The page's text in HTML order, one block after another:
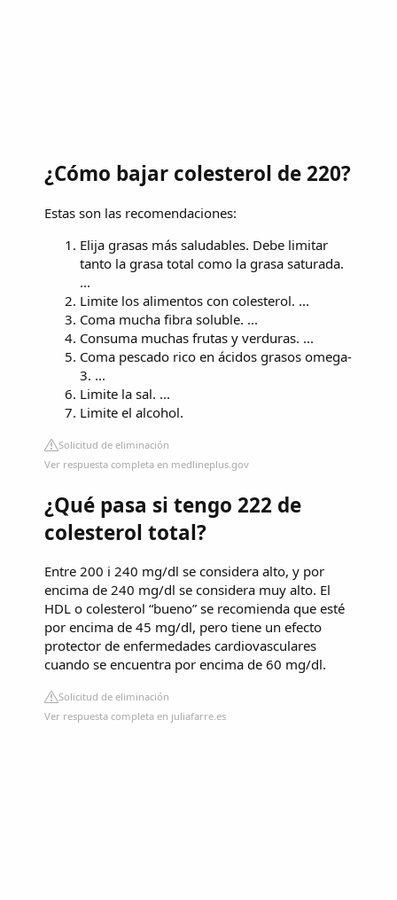
¿Cómo bajar colesterol de 220?
Estas son las recomendaciones:
Elija grasas más saludables. Debe limitar
tanto la grasa total como la grasa saturada.
...
Limite los alimentos con colesterol. ...
Coma mucha fibra soluble. ...
Consuma muchas frutas y verduras. ...
Coma pescado rico en ácidos grasos omega-
3. ...
Limite la sal. ...
Limite el alcohol.
Solicitud de eliminación
Ver respuesta completa en medlineplus.gov
¿Qué pasa si tengo 222 de
colesterol total?
Entre 200 i 240 mg/dl se considera alto, y por
encima de 240 mg/dl se considera muy alto. El
HDL o colesterol “bueno” se recomienda que esté
por encima de 45 mg/dl, pero tiene un efecto
protector de enfermedades cardiovasculares
cuando se encuentra por encima de 60 mg/dl.
Solicitud de eliminación
Ver respuesta completa en juliafarre.es